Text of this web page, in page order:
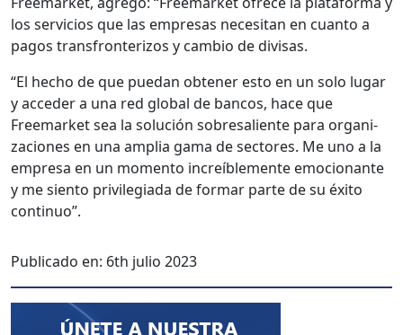
los ser­vi­cios que las empre­sas nece­si­tan en cuan­to a
pagos trans­fron­ter­i­zos y cam­bio de divisas.
“El hecho de que puedan obten­er esto en un solo lugar
y acced­er a una red glob­al de ban­cos, hace que
Freemar­ket sea la solu­ción sobre­saliente para orga­ni­
za­ciones en una amplia gama de sec­tores. Me uno a la
empre­sa en un momen­to increíble­mente emo­cio­nante
y me sien­to priv­i­le­gia­da de for­mar parte de su éxi­to
con­tin­uo”.
Publicado en: 6th julio 2023